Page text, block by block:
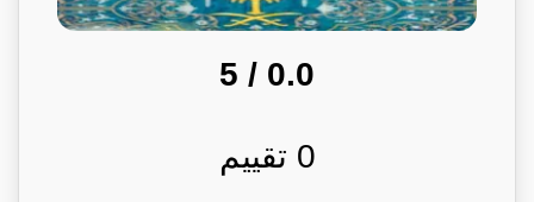
0.0
/ 5
0 تقييم